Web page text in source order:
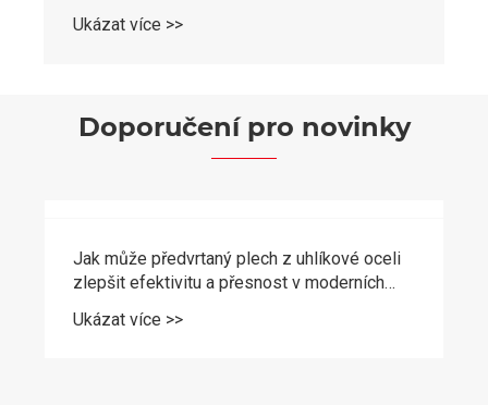
Ukázat více >>
Doporučení pro novinky